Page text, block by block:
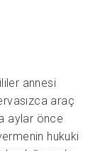
annesi
araç
aylar önce
hukuki